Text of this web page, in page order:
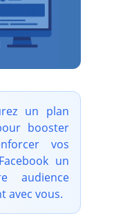
un plan
booster
vos
un
audience
avec vous.